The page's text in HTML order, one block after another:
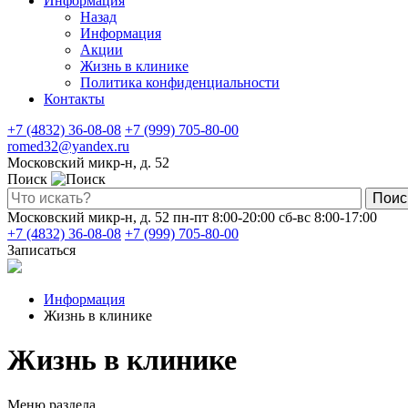
Назад
Информация
Акции
Жизнь в клинике
Политика конфиденциальности
Контакты
+7 (4832) 36-08-08 +7 (999) 705-80-00
romed32@yandex.ru
Московский микр-н, д. 52
Поиск
Московский микр-н, д. 52 пн-пт 8:00-20:00 сб-вс 8:00-17:00
+7 (4832) 36-08-08 +7 (999) 705-80-00
Записаться
Информация
Жизнь в клинике
Жизнь в клинике
Меню раздела